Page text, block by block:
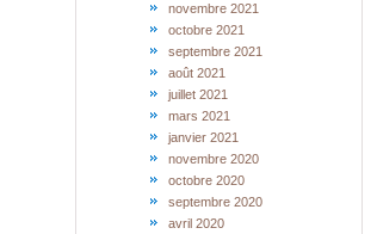
novembre 2021
octobre 2021
septembre 2021
août 2021
juillet 2021
mars 2021
janvier 2021
novembre 2020
octobre 2020
septembre 2020
avril 2020